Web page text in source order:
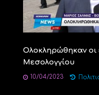
Oλοκληρώθηκαν
Μεσολογγίου
10/04/2023